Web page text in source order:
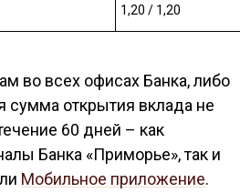
1,20 / 1,20
во всех офисах Банка, либо
открытия вклада не
60 дней – как
Банка «Приморье», так и
Мобильное приложение.